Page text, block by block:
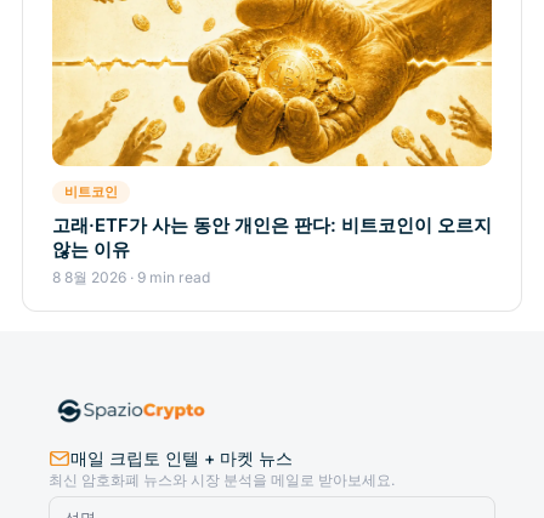
비트코인
고래·ETF가 사는 동안 개인은 판다: 비트코인이 오르지
않는 이유
8 8월 2026 · 9 min read
매일 크립토 인텔 + 마켓 뉴스
최신 암호화폐 뉴스와 시장 분석을 메일로 받아보세요.